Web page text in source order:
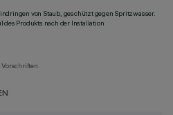
von Staub, geschützt gegen Spritzwasser.
des Produkts nach der Installation